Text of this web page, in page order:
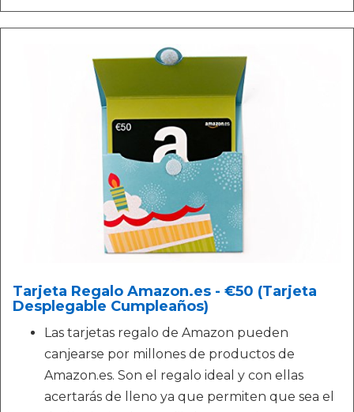
Tarjeta Regalo Amazon.es - €50 (Tarjeta
Desplegable Cumpleaños)
Las tarjetas regalo de Amazon pueden
canjearse por millones de productos de
Amazon.es. Son el regalo ideal y con ellas
acertarás de lleno ya que permiten que sea el